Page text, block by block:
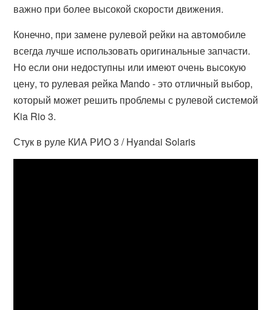
важно при более высокой скорости движения.
Конечно, при замене рулевой рейки на автомобиле
всегда лучше использовать оригинальные запчасти.
Но если они недоступны или имеют очень высокую
цену, то рулевая рейка Mando - это отличный выбор,
который может решить проблемы с рулевой системой
Kia Rio 3.
Стук в руле КИА РИО 3 / Hyandai Solaris